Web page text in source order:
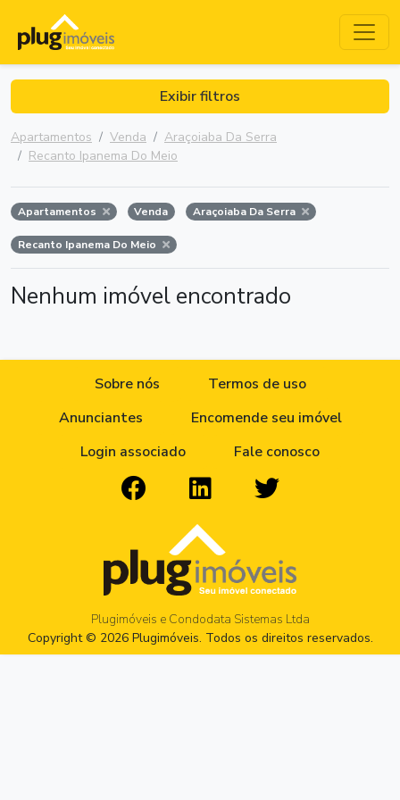
Exibir filtros
Apartamentos Venda
Araçoiaba Da Serra
Recanto Ipanema Do Meio
Apartamentos Venda Araçoiaba Da Serra
Recanto Ipanema Do Meio
Nenhum imóvel encontrado
Sobre nós
Termos de uso
Anunciantes
Encomende seu imóvel
Login associado
Fale conosco
Plugimóveis e Condodata Sistemas Ltda
Copyright © 2026 Plugimóveis. Todos os direitos reservados.